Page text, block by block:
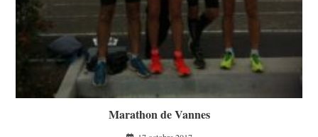
Marathon de Vannes